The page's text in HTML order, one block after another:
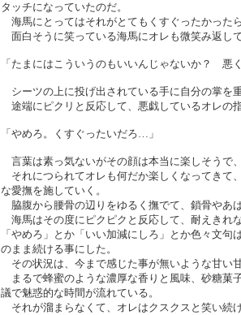
タッチになっていたのだ。
海馬にとってはそれがとてもくすぐったかったら
面白そうに笑っている海馬にオレも微笑み返して
「たまにはこういうのもいいんじゃないか？ 悪
シーツの上に投げ出されている手に自分の掌を
途端にピクリと反応して、悪戯しているオレの
「やめろ。くすぐったいだろ…」
言葉は素っ気ないがその顔は本当に楽しそうで
それにつられてオレも何だか楽しくなってきて
な愛撫を施していく。
脇腹から腰骨の辺りをゆるく撫でて、鎖骨やあ
海馬はその度にピクピクと反応して、耐えきれ
「やめろ」とか「いい加減にしろ」とか色々文
のまま続ける事にした。
その状況は、今まで感じた事が無いような甘い
まるで蜂蜜のような濃厚な香りと風味、砂糖菓
議で魅惑的な時間が流れている。
それが溜まらなくて、オレはクスクスと笑い続